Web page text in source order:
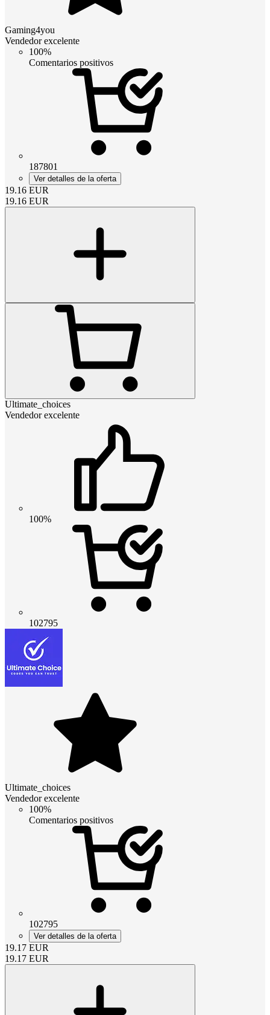
Gaming4you
Vendedor excelente
100%
Comentarios positivos
187801
Ver detalles de la oferta
19.16 EUR
19.16 EUR
Ultimate_choices
Vendedor excelente
100%
102795
Ultimate_choices
Vendedor excelente
100%
Comentarios positivos
102795
Ver detalles de la oferta
19.17 EUR
19.17 EUR